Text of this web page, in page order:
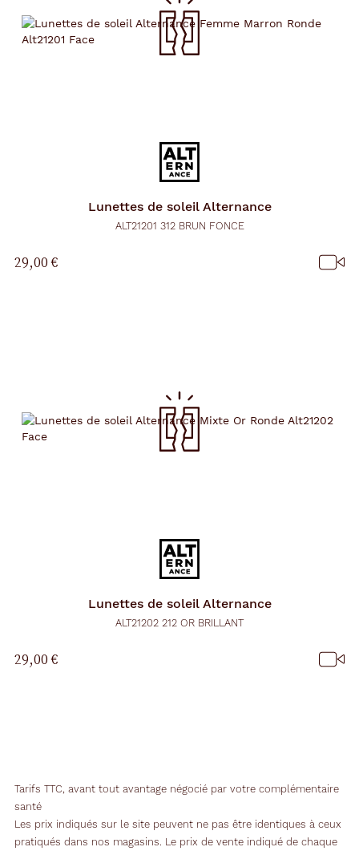
Lunettes de soleil Alternance
ALT21201 312 BRUN FONCE
29,00 €
Lunettes de soleil Alternance
ALT21202 212 OR BRILLANT
29,00 €
Tarifs TTC, avant tout avantage négocié par votre complémentaire
santé
Les prix indiqués sur le site peuvent ne pas être identiques à ceux
pratiqués dans nos magasins. Le prix de vente indiqué de chaque